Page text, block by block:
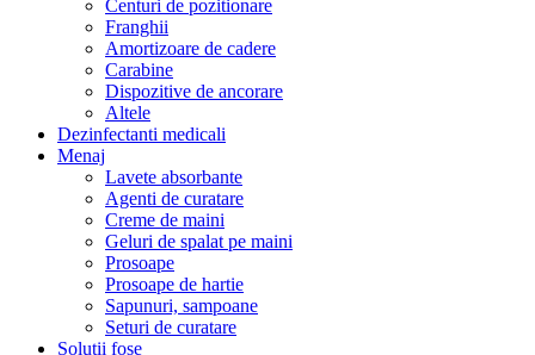
Centuri de pozitionare
Franghii
Amortizoare de cadere
Carabine
Dispozitive de ancorare
Altele
Dezinfectanti medicali
Menaj
Lavete absorbante
Agenti de curatare
Creme de maini
Geluri de spalat pe maini
Prosoape
Prosoape de hartie
Sapunuri, sampoane
Seturi de curatare
Solutii fose